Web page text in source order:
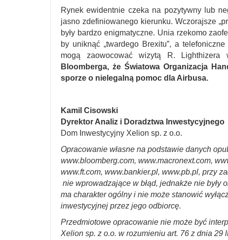
Rynek ewidentnie czeka na pozytywny lub
jasno zdefiniowanego kierunku. Wczorajsze
były bardzo enigmatyczne. Unia rzekomo
by uniknąć „twardego Brexitu”, a
mogą zaowocować wizytą R.
Bloomberga, że Światowa Organizacja
sporze o nielegalną pomoc dla Airbusa.
Kamil Cisowski
Dyrektor Analiz i Doradztwa Inwestycyjnego
Dom Inwestycyjny Xelion sp. z o.o.
Opracowanie własne na podstawie danych
www.bloomberg.com, www.macronext.com,
www.ft.com, www.bankier.pl, www.pb.pl, przy
nie wprowadzające w błąd, jednakże nie
ma charakter ogólny i nie może stanowić
inwestycyjnej przez jego odbiorcę.
Przedmiotowe opracowanie nie może być
Xelion sp. z o.o. w rozumieniu art. 76 z dnia